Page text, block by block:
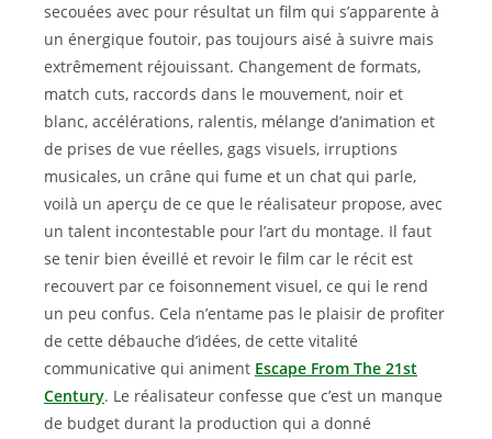
secouées avec pour résultat un film qui s’apparente à
un énergique foutoir, pas toujours aisé à suivre mais
extrêmement réjouissant. Changement de formats,
match cuts, raccords dans le mouvement, noir et
blanc, accélérations, ralentis, mélange d’animation et
de prises de vue réelles, gags visuels, irruptions
musicales, un crâne qui fume et un chat qui parle,
voilà un aperçu de ce que le réalisateur propose, avec
un talent incontestable pour l’art du montage. Il faut
se tenir bien éveillé et revoir le film car le récit est
recouvert par ce foisonnement visuel, ce qui le rend
un peu confus. Cela n’entame pas le plaisir de profiter
de cette débauche d’idées, de cette vitalité
communicative qui animent Escape From The 21st
Century. Le réalisateur confesse que c’est un manque
de budget durant la production qui a donné